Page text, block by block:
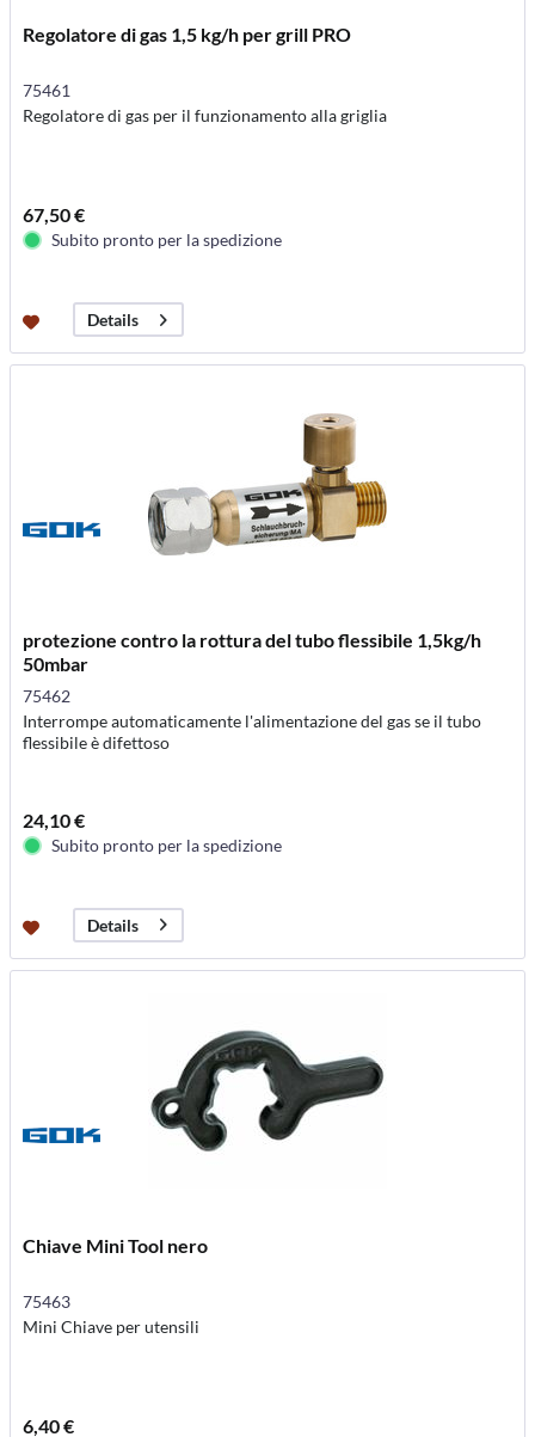
Regolatore di gas 1,5 kg/h per grill PRO
75461
Regolatore di gas per il funzionamento alla griglia
67,50 €
Subito pronto per la spedizione
Details
protezione contro la rottura del tubo flessibile 1,5kg/h
50mbar
75462
Interrompe automaticamente l'alimentazione del gas se il tubo
flessibile è difettoso
24,10 €
Subito pronto per la spedizione
Details
Chiave Mini Tool nero
75463
Mini Chiave per utensili
6,40 €